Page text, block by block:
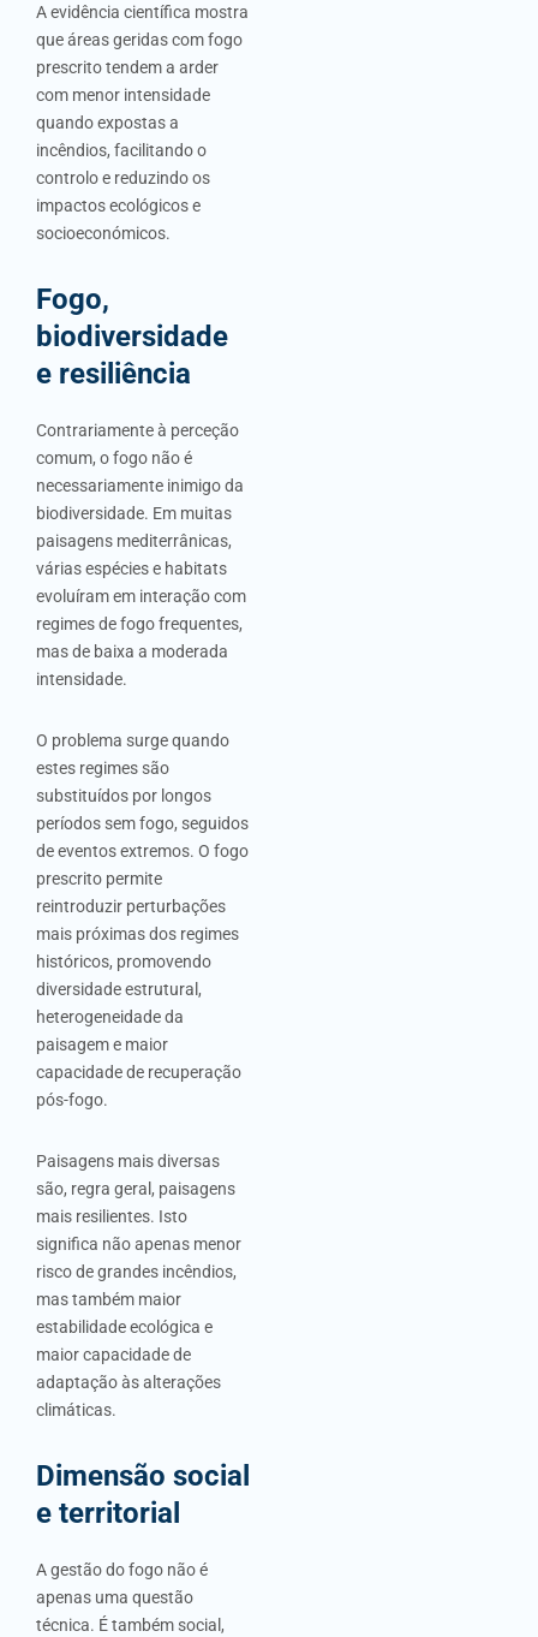
A evidência científica mostra
que áreas geridas com fogo
prescrito tendem a arder
com menor intensidade
quando expostas a
incêndios, facilitando o
controlo e reduzindo os
impactos ecológicos e
socioeconómicos.
Fogo,
biodiversidade
e resiliência
Contrariamente à perceção
comum, o fogo não é
necessariamente inimigo da
biodiversidade. Em muitas
paisagens mediterrânicas,
várias espécies e habitats
evoluíram em interação com
regimes de fogo frequentes,
mas de baixa a moderada
intensidade.
O problema surge quando
estes regimes são
substituídos por longos
períodos sem fogo, seguidos
de eventos extremos. O fogo
prescrito permite
reintroduzir perturbações
mais próximas dos regimes
históricos, promovendo
diversidade estrutural,
heterogeneidade da
paisagem e maior
capacidade de recuperação
pós-fogo.
Paisagens mais diversas
são, regra geral, paisagens
mais resilientes. Isto
significa não apenas menor
risco de grandes incêndios,
mas também maior
estabilidade ecológica e
maior capacidade de
adaptação às alterações
climáticas.
Dimensão social
e territorial
A gestão do fogo não é
apenas uma questão
técnica. É também social,